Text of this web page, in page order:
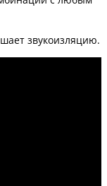
звукоизляцию.